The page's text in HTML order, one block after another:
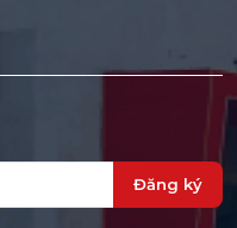
Đăng ký